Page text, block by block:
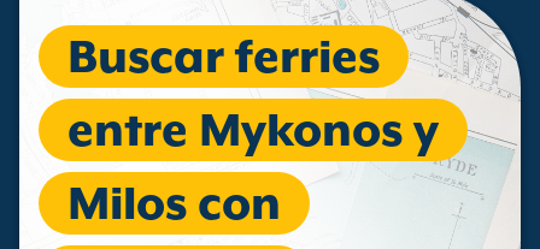
Buscar ferries
entre Mykonos y
Milos con